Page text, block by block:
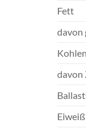
Fett
davon
davon
Eiweiß